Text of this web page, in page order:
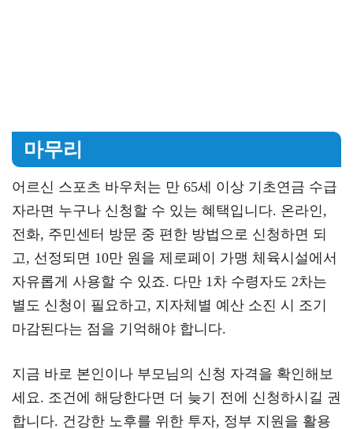
마무리
어르신 스포츠 바우처는 만 65세 이상 기초연금 수급
자라면 누구나 신청할 수 있는 혜택입니다. 온라인,
전화, 주민센터 방문 중 편한 방법으로 신청하면 되
고, 선정되면 10만 원을 제로페이 가맹 체육시설에서
자유롭게 사용할 수 있죠. 다만 1차 수령자도 2차는
별도 신청이 필요하고, 지자체별 예산 소진 시 조기
마감된다는 점을 기억해야 합니다.
지금 바로 본인이나 부모님의 신청 자격을 확인해보
세요. 조건에 해당한다면 더 늦기 전에 신청하시길 권
합니다. 건강한 노후를 위한 투자, 정부 지원을 활용